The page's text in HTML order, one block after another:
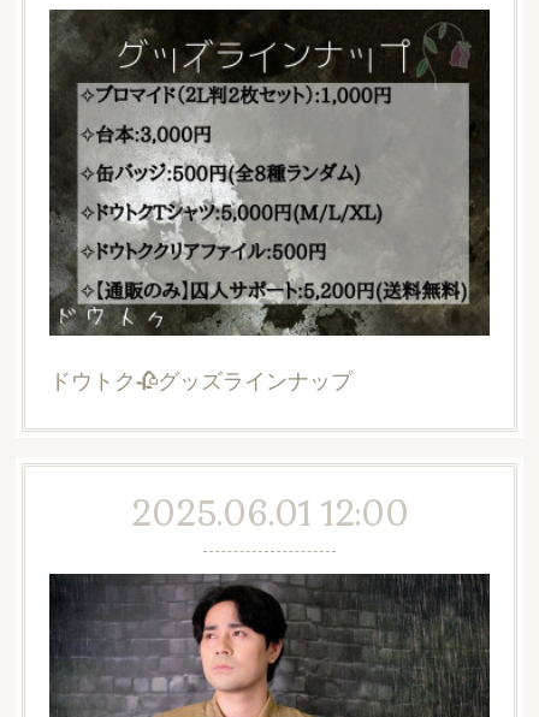
ドウトク🥀グッズラインナップ
2025.06.01 12:00